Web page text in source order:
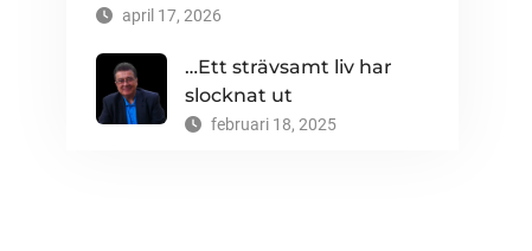
april 17, 2026
…Ett strävsamt liv har
slocknat ut
februari 18, 2025